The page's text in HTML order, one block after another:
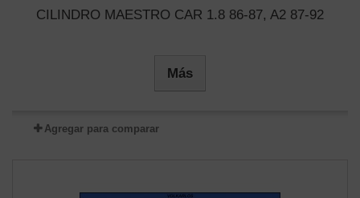
CILINDRO MAESTRO CAR 1.8 86-87, A2 87-92
Más
Agregar para comparar